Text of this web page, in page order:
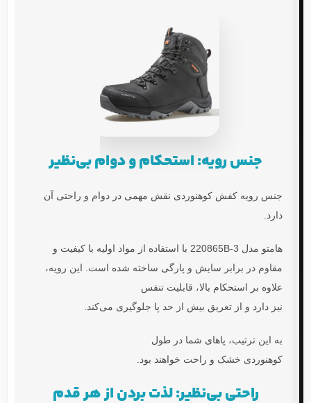
جنس رویه: استحکام و دوام بی‌نظیر
جنس رویه کفش کوهنوردی نقش مهمی در دوام و راحتی آن
دارد.
هامتو مدل 220865B-3
با استفاده از مواد اولیه با کیفیت و
مقاوم در برابر سایش و پارگی ساخته شده است. این رویه،
علاوه بر استحکام بالا، قابلیت تنفس
نیز دارد و از تعریق بیش از حد پا جلوگیری می‌کند.
به این ترتیب، پاهای شما در طول
کوهنوردی خشک و راحت خواهند بود.
راحتی بی‌نظیر: لذت بردن از هر قدم